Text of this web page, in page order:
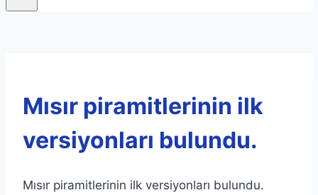
Mısır piramitlerinin ilk
versiyonları bulundu.
Mısır piramitlerinin ilk versiyonları bulundu.